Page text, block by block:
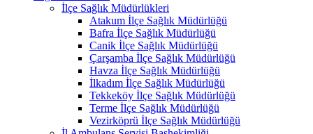
İlçe Sağlık Müdürlükleri
Atakum İlçe Sağlık Müdürlüğü
Bafra İlçe Sağlık Müdürlüğü
Canik İlçe Sağlık Müdürlüğü
Çarşamba İlçe Sağlık Müdürlüğü
Havza İlçe Sağlık Müdürlüğü
İlkadım İlçe Sağlık Müdürlüğü
Tekkeköy İlçe Sağlık Müdürlüğü
Terme İlçe Sağlık Müdürlüğü
Vezirköprü İlçe Sağlık Müdürlüğü